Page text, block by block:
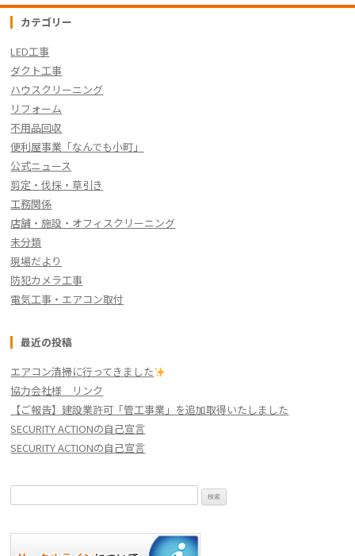
k
カテゴリー
LED工事
ダクト工事
ハウスクリーニング
リフォーム
不用品回収
便利屋事業「なんでも小町」
公式ニュース
剪定・伐採・草引き
工務関係
店舗・施設・オフィスクリーニング
未分類
現場だより
防犯カメラ工事
電気工事・エアコン取付
最近の投稿
エアコン清掃に行ってきました
協力会社様 リンク
【ご報告】建設業許可「管工事業」を追加取得いたしました
SECURITY ACTIONの自己宣言
SECURITY ACTIONの自己宣言
検
索: